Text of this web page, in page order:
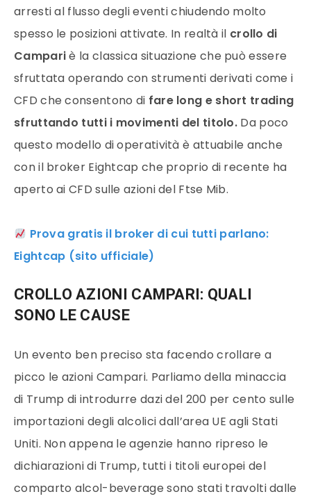
arresti al flusso degli eventi chiudendo molto
spesso le posizioni attivate. In realtà il crollo di
Campariè la classica situazione che può essere
sfruttata operando con strumenti derivati come i
CFD che consentono di fare long e short trading
sfruttando tutti i movimenti del titolo. Da poco
questo modello di operatività è attuabile anche
con il broker Eightcap che proprio di recente ha
aperto ai CFD sulle azioni del Ftse Mib.
Prova gratis il broker di cui tutti parlano:
Eightcap (sito ufficiale)
CROLLO AZIONI CAMPARI: QUALI
SONO LE CAUSE
Un evento ben preciso sta facendo crollare a
picco le azioni Campari. Parliamo della minaccia
di Trump di introdurre dazi del 200 per cento sulle
importazioni degli alcolici dall’area UE agli Stati
Uniti. Non appena le agenzie hanno ripreso le
dichiarazioni di Trump, tutti i titoli europei del
comparto alcol-beverage sono stati travolti dalle